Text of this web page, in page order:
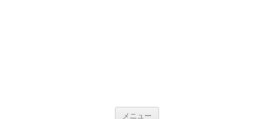
メニュー コンテンツへ移動